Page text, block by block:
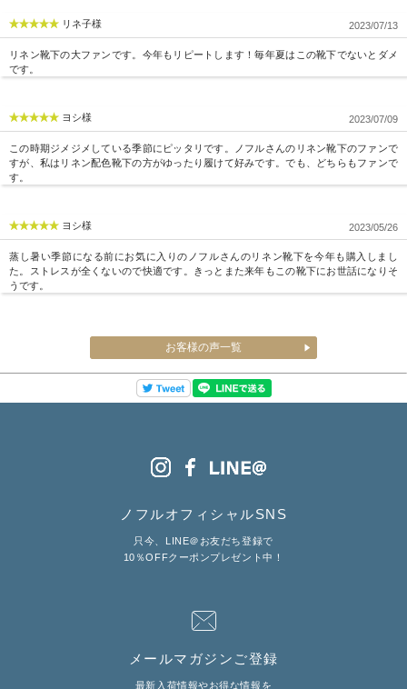
リネ子様 2023/07/13
リネン靴下の大ファンです。今年もリピートします！毎年夏はこの靴下でないとダメ
です。
ヨシ様 2023/07/09
この時期ジメジメしている季節にピッタリです。ノフルさんのリネン靴下のファンで
すが、私はリネン配色靴下の方がゆったり履けて好みです。でも、どちらもファンで
す。
ヨシ様 2023/05/26
蒸し暑い季節になる前にお気に入りのノフルさんのリネン靴下を今年も購入しまし
た。ストレスが全くないので快適です。きっとまた来年もこの靴下にお世話になりそ
うです。
お客様の声一覧
ノフルオフィシャルSNS
只今、LINE＠お友だち登録で
10％OFFクーポンプレゼント中！
メールマガジンご登録
最新入荷情報やお得な情報を